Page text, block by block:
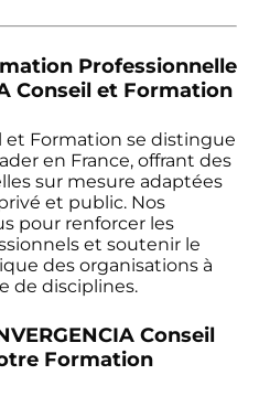
Professionnelle
Conseil et Formation
et Formation se distingue
en France, offrant des
sur mesure adaptées
et public. Nos
pour renforcer les
et soutenir le
des organisations à
de disciplines.
Conseil
Formation